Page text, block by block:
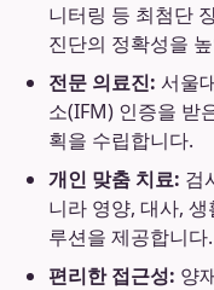
니터링 등 최첨단
진단의 정확성을
전문 의료진: 서울
소(IFM) 인증을 받
획을 수립합니다.
개인 맞춤 치료: 검
니라 영양, 대사,
루션을 제공합니다.
편리한 접근성: 양